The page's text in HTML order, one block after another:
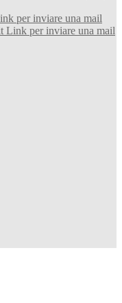
per inviare una mail
Link per inviare una mail